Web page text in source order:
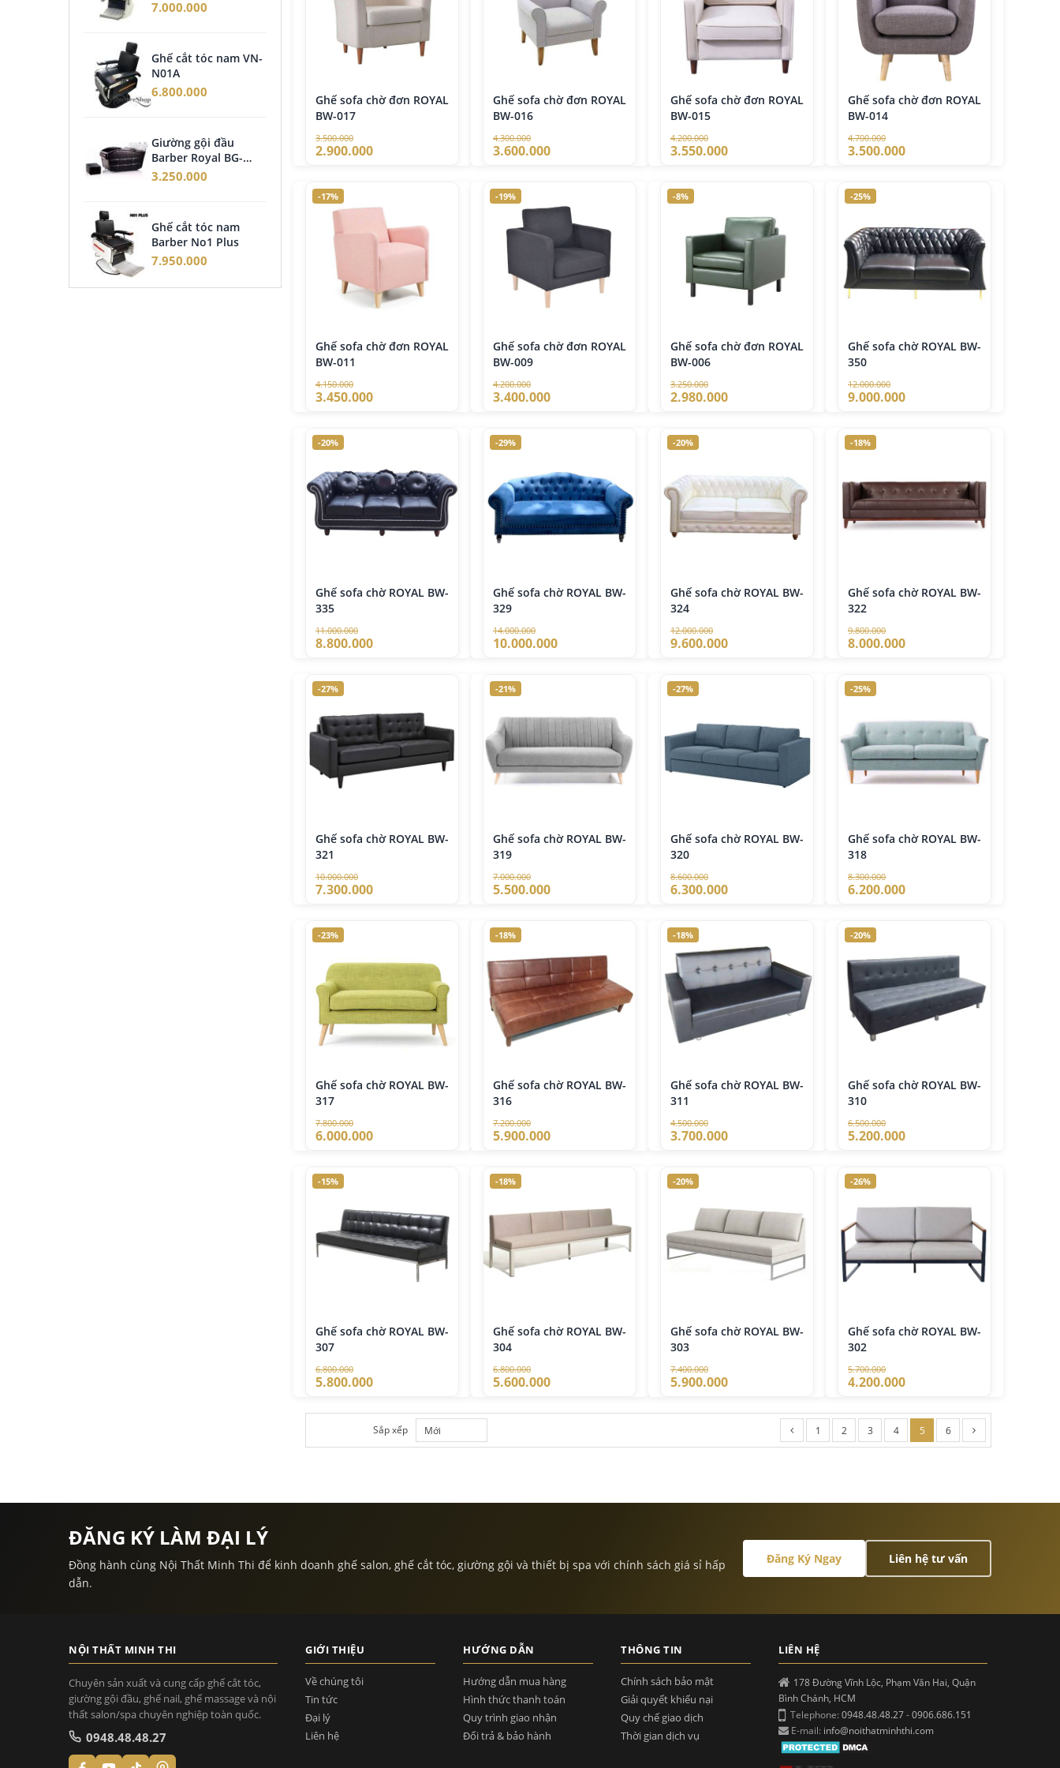
7.000.000
Ghế cắt tóc nam VN-
N01A
6.800.000
Giường gội đầu
Barber Royal BG-
3500
3.250.000
Ghế cắt tóc nam
Barber No1 Plus
7.950.000
4.200.000
Giường gội đầu đa
14.000.000
Ghế massage chân
nâng hạ điện FM-68
Ghế Cắt Tóc Nam
Nâng Hạ Điện BX-
033V
25.000.000
Ghế sofa chờ đơn ROYAL
BW-017
3.500.000
2.900.000
Ghế sofa chờ đơn ROYAL
BW-016
4.300.000
3.600.000
Ghế sofa chờ đơn ROYAL
BW-015
4.200.000
3.550.000
Ghế sofa chờ đơn ROYAL
BW-014
4.700.000
3.500.000
-17%
Ghế sofa chờ đơn ROYAL
BW-011
4.150.000
3.450.000
-19%
Ghế sofa chờ đơn ROYAL
BW-009
4.200.000
3.400.000
-8%
Ghế sofa chờ đơn ROYAL
BW-006
3.250.000
2.980.000
-25%
Ghế sofa chờ ROYAL BW-
350
12.000.000
9.000.000
-20%
Ghế sofa chờ ROYAL BW-
335
11.000.000
8.800.000
-29%
Ghế sofa chờ ROYAL BW-
329
14.000.000
10.000.000
-20%
Ghế sofa chờ ROYAL BW-
324
12.000.000
9.600.000
-18%
Ghế sofa chờ ROYAL BW-
322
9.800.000
8.000.000
-27%
Ghế sofa chờ ROYAL BW-
321
10.000.000
7.300.000
-21%
Ghế sofa chờ ROYAL BW-
319
7.000.000
5.500.000
-27%
Ghế sofa chờ ROYAL BW-
320
8.600.000
6.300.000
-25%
Ghế sofa chờ ROYAL BW-
318
8.300.000
6.200.000
-23%
Ghế sofa chờ ROYAL BW-
317
7.800.000
6.000.000
-18%
Ghế sofa chờ ROYAL BW-
316
7.200.000
5.900.000
-18%
Ghế sofa chờ ROYAL BW-
311
4.500.000
3.700.000
-20%
Ghế sofa chờ ROYAL BW-
310
6.500.000
5.200.000
-15%
Ghế sofa chờ ROYAL BW-
307
6.800.000
5.800.000
-18%
Ghế sofa chờ ROYAL BW-
304
6.800.000
5.600.000
-20%
Ghế sofa chờ ROYAL BW-
303
7.400.000
5.900.000
-26%
Ghế sofa chờ ROYAL BW-
302
5.700.000
4.200.000
Sắp xếp Mới 1 2 3 4 5 6
ĐĂNG KÝ LÀM ĐẠI LÝ
Đồng hành cùng Nội Thất Minh Thi để kinh doanh ghế salon, ghế cắt tóc, giường gội và thiết bị spa với chính sách giá sỉ hấp
dẫn.
Đăng Ký Ngay Liên hệ tư vấn
NỘI THẤT MINH THI
Chuyên sản xuất và cung cấp ghế cắt tóc,
giường gội đầu, ghế nail, ghế massage và nội
thất salon/spa chuyên nghiệp toàn quốc.
0948.48.48.27
GIỚI THIỆU
Về chúng tôi
Tin tức
Đại lý
Liên hệ
HƯỚNG DẪN
Hướng dẫn mua hàng
Hình thức thanh toán
Quy trình giao nhận
Đổi trả & bảo hành
THÔNG TIN
Chính sách bảo mật
Giải quyết khiếu nại
Quy chế giao dịch
Thời gian dịch vụ
LIÊN HỆ
178 Đường Vĩnh Lộc, Phạm Văn Hai, Quận
Bình Chánh, HCM
Telephone: 0948.48.48.27-0906.686.151
E-mail: info@noithatminhthi.com